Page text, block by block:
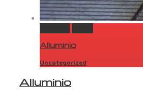
Alluminio
Uncategorized
Alluminio